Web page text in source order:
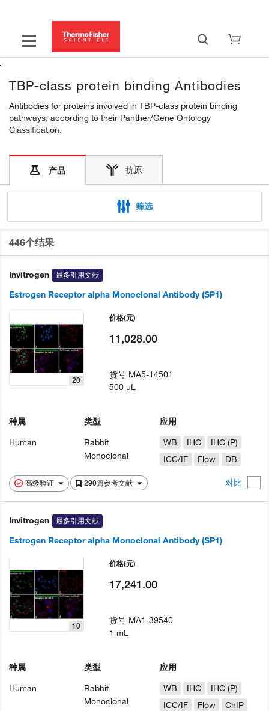
TBP-class protein binding Antibodies
Antibodies for proteins involved in TBP-class protein binding
pathways; according to their Panther/Gene Ontology
Classification.
产品 抗原
筛选
446个结果
Invitrogen 最多引用文献
Estrogen Receptor alpha Monoclonal Antibody (SP1)
高级验证 290篇参考文献 对比
20
种属
Human
类型
Rabbit
Monoclonal
应用
WB
IHC
IHC (P)
ICC/IF
Flow DB
价格(元)
11,028.00
货号 MA5-14501
500 µL
Invitrogen 最多引用文献
Estrogen Receptor alpha Monoclonal Antibody (SP1)
10
种属
Human
类型
Rabbit
Monoclonal
应用
WB
IHC
IHC (P)
ICC/IF
Flow
ChIP
价格(元)
17,241.00
货号 MA1-39540
1 mL